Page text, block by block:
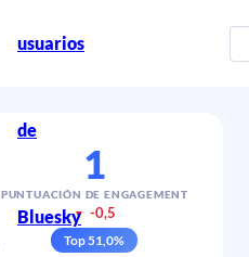
usuarios
de
Bluesky
1
PUNTUACIÓN DE ENGAGEMENT
▼ -0,5
Top51,0%